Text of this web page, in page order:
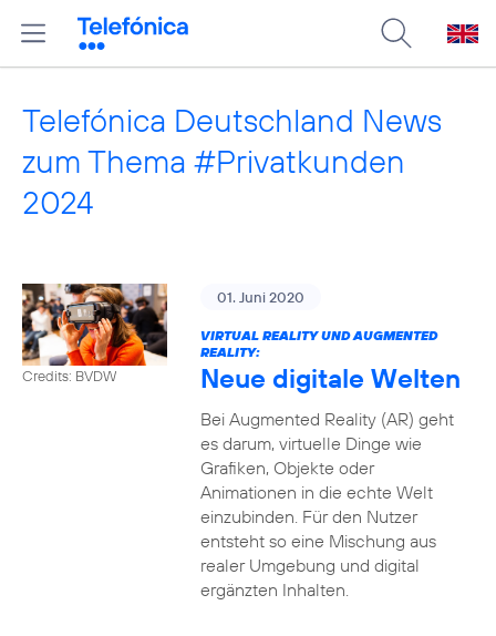
Telefónica Deutschland News
zum Thema #Privatkunden
2024
Credits: BVDW
01. Juni 2020
VIRTUAL REALITY UND AUGMENTED
REALITY:
Neue digitale Welten
Bei Augmented Reality (AR) geht
es darum, virtuelle Dinge wie
Grafiken, Objekte oder
Animationen in die echte Welt
einzubinden. Für den Nutzer
entsteht so eine Mischung aus
realer Umgebung und digital
ergänzten Inhalten.